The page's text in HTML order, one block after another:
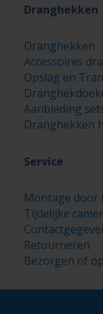
Dranghekken
Dranghekken
Accessoires
Opslag en
Aanbieding
Dranghekken
Service
Montage door
Tijdelijke
Retourneren
Bezorgen of